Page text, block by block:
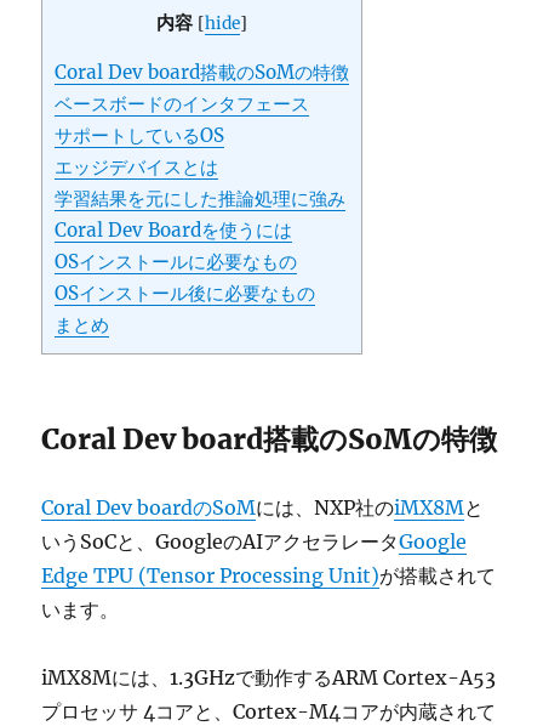
内容 [hide]
Coral Dev board搭載のSoMの特徴
ベースボードのインタフェース
サポートしているOS
エッジデバイスとは
学習結果を元にした推論処理に強み
Coral Dev Boardを使うには
OSインストールに必要なもの
OSインストール後に必要なもの
まとめ
Coral Dev board搭載のSoMの特徴
Coral Dev boardのSoMには、NXP社のiMX8Mと
いうSoCと、GoogleのAIアクセラレータGoogle
Edge TPU (Tensor Processing Unit)が搭載されて
います。
iMX8Mには、1.3GHzで動作するARM Cortex-A53
プロセッサ 4コアと、Cortex-M4コアが内蔵されて